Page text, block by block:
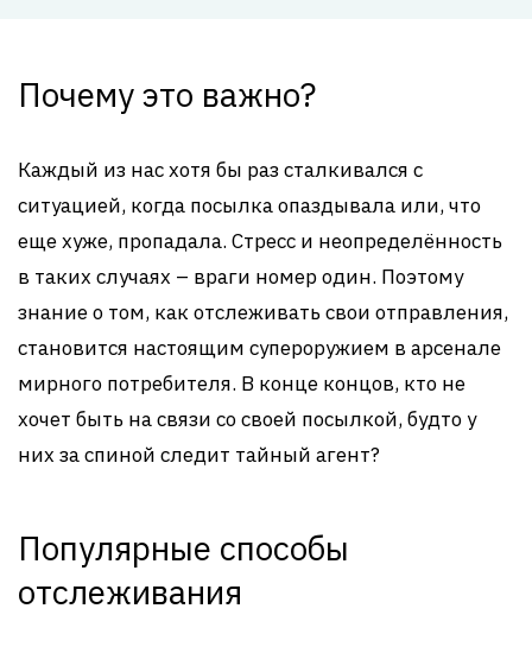
Почему это важно?
Каждый из нас хотя бы раз сталкивался с
ситуацией, когда посылка опаздывала или, что
еще хуже, пропадала. Стресс и неопределённость
в таких случаях – враги номер один. Поэтому
знание о том, как отслеживать свои отправления,
становится настоящим супероружием в арсенале
мирного потребителя. В конце концов, кто не
хочет быть на связи со своей посылкой, будто у
них за спиной следит тайный агент?
Популярные способы
отслеживания